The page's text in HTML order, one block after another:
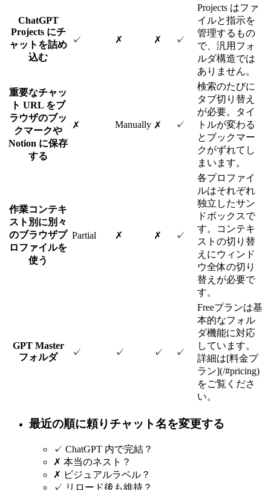
ChatGPT
Projects にチ
ャットを詰め
込む
✓ ✗ ✗ ✓
Projects はファ
イルと指示を
管理するもの
で、汎用フォ
ルダ構造では
ありません。
重要なチャッ
ト URL をブ
ラウザのブッ
クマークや
Notion に保存
する
✗ Manually ✗ ✓
検索のたびに
タブ切り替え
が必要。タイ
トルが変わる
とブックマー
クがずれてし
まいます。
作業コンテキ
スト別に別々
のブラウザプ
ロファイルを
使う
Partial ✗ ✗ ✓
各プロファイ
ルはそれぞれ
独立したサン
ドボックスで
す。コンテキ
ストの切り替
えにウィンド
ウ全体の切り
替えが必要で
す。
GPT Master
フォルダ
✓ ✓ ✓ ✓
Freeプランは基
本的なフォル
ダ機能に対応
しています。
詳細は[料金プ
ラン](/#pricing)
をご覧くださ
い。
最近の順に頼りチャット名を変更する
✓ ChatGPT 内で完結？
✗ 本当のネスト？
✗ ビジュアルラベル？
✓ リロード後も維持？